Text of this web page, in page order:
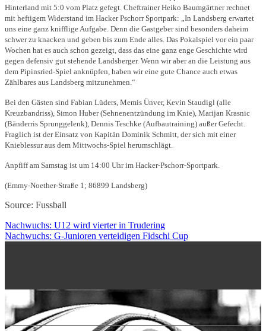
Hinterland mit 5:0 vom Platz gefegt. Cheftrainer Heiko Baumgärtner rechnet
mit heftigem Widerstand im Hacker Pschorr Sportpark: „In Landsberg erwartet
uns eine ganz knifflige Aufgabe. Denn die Gastgeber sind besonders daheim
schwer zu knacken und geben bis zum Ende alles. Das Pokalspiel vor ein paar
Wochen hat es auch schon gezeigt, dass das eine ganz enge Geschichte wird
gegen defensiv gut stehende Landsberger. Wenn wir aber an die Leistung aus
dem Pipinsried-Spiel anknüpfen, haben wir eine gute Chance auch etwas
Zählbares aus Landsberg mitzunehmen.“
Bei den Gästen sind Fabian Lüders, Memis Ünver, Kevin Staudigl (alle
Kreuzbandriss), Simon Huber (Sehnenentzündung im Knie), Marijan Krasnic
(Bänderris Sprunggelenk), Dennis Teschke (Aufbautraining) außer Gefecht.
Fraglich ist der Einsatz von Kapitän Dominik Schmitt, der sich mit einer
Knieblessur aus dem Mittwochs-Spiel herumschlägt.
Anpfiff am Samstag ist um 14:00 Uhr im Hacker-Pschorr-Sportpark.
(Emmy-Noether-Straße 1; 86899 Landsberg)
Source: Fussball
Nachwuchs: U12 wird vierter in Trudering
Nachwuchs: G-Junioren verteidigen Fidschi Cup